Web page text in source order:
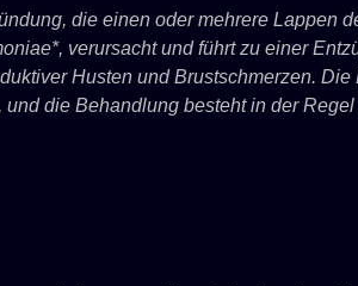
die einen oder mehrere Lappen
verursacht und führt zu einer
Husten und Brustschmerzen.
die Behandlung besteht in der